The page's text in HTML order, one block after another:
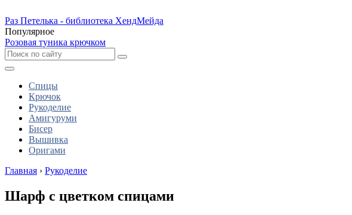
Раз Петелька - библиотека ХендМейда
Популярное
Розовая туника крючком
Спицы
Крючок
Рукоделие
Амигуруми
Бисер
Вышивка
Оригами
Главная › Рукоделие
Шарф с цветком спицами